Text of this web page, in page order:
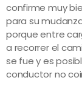
confirme muy
para su
porque entre
a recorrer el
se fue y es
conductor no